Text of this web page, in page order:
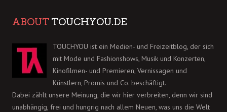
ABOUT TOUCHYOU.DE
TOUCHYOU ist ein Medien- und Freizeitblog, der sich
mit Mode und Fashionshows, Musik und Konzerten,
Kinofilmen- und Premieren, Vernissagen und
Künstlern, Promis und Co. beschäftigt.
Dabei zählt unsere Meinung, die wir hier verbreiten, denn wir sind
unabhängig, frei und hungrig nach allem Neuen, was uns die Welt